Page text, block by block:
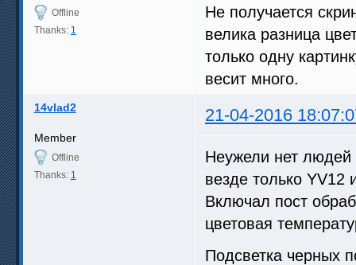
Offline
Thanks: 1
Не получается
велика разница
только одну
весит много.
14vlad2 21-04-2016
Member
Offline
Thanks: 1
Неужели нет людей
везде только YV12
Включал пост
цветовая
Подсветка черных